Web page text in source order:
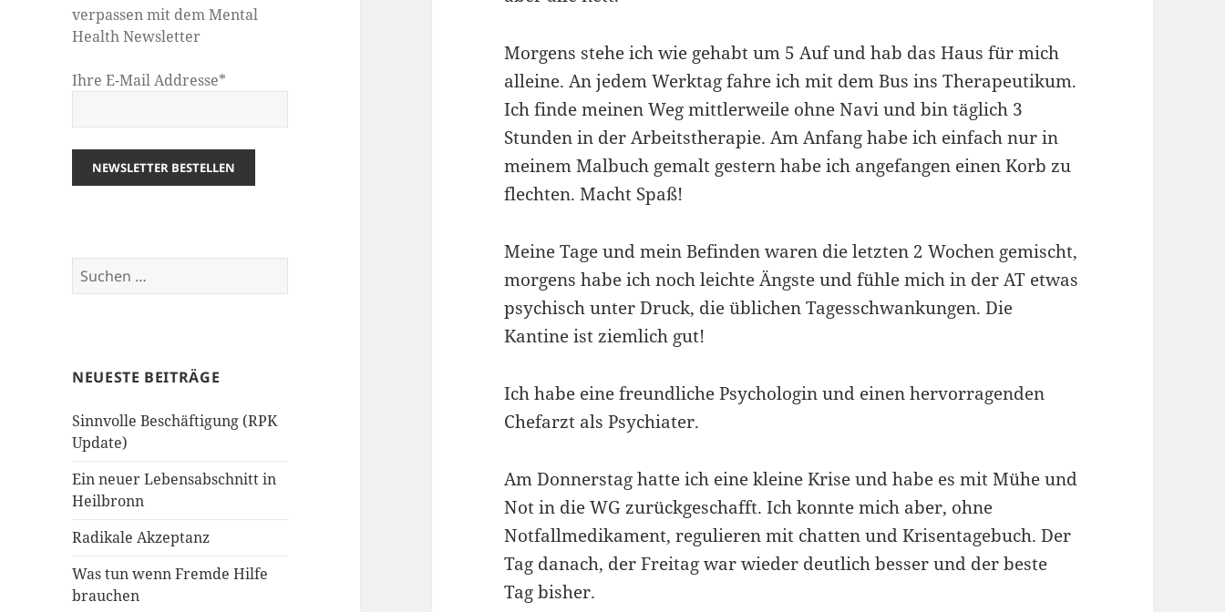
verpassen mit dem Mental
Health Newsletter
Ihre E-Mail Addresse*
Suchen
nach:
NEUESTE BEITRÄGE
Sinnvolle Beschäftigung (RPK
Update)
Ein neuer Lebensabschnitt in
Heilbronn
Radikale Akzeptanz
Was tun wenn Fremde Hilfe
brauchen
Morgens stehe ich wie gehabt um 5 Auf und hab das Haus für mich
alleine. An jedem Werktag fahre ich mit dem Bus ins Therapeutikum.
Ich finde meinen Weg mittlerweile ohne Navi und bin täglich 3
Stunden in der Arbeitstherapie. Am Anfang habe ich einfach nur in
meinem Malbuch gemalt gestern habe ich angefangen einen Korb zu
flechten. Macht Spaß!
Meine Tage und mein Befinden waren die letzten 2 Wochen gemischt,
morgens habe ich noch leichte Ängste und fühle mich in der AT etwas
psychisch unter Druck, die üblichen Tagesschwankungen. Die
Kantine ist ziemlich gut!
Ich habe eine freundliche Psychologin und einen hervorragenden
Chefarzt als Psychiater.
Am Donnerstag hatte ich eine kleine Krise und habe es mit Mühe und
Not in die WG zurückgeschafft. Ich konnte mich aber, ohne
Notfallmedikament, regulieren mit chatten und Krisentagebuch. Der
Tag danach, der Freitag war wieder deutlich besser und der beste
Tag bisher.